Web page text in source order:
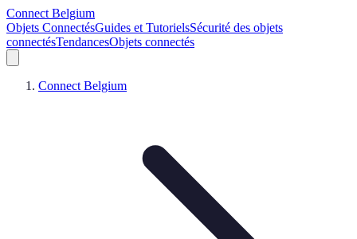
Connect Belgium
Objets ConnectésGuides et TutorielsSécurité des objets
connectésTendancesObjets connectés
Connect Belgium